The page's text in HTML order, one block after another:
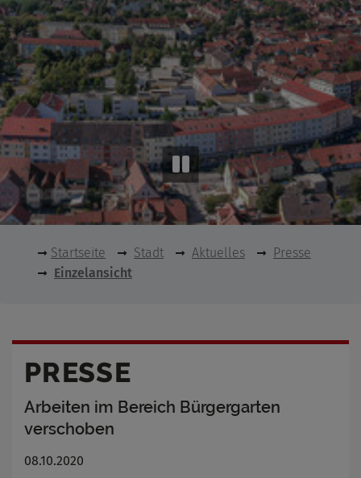
Startseite Stadt Aktuelles
Presse
Einzelansicht
PRESSE
Arbeiten im Bereich Bürgergarten
verschoben
08.10.2020